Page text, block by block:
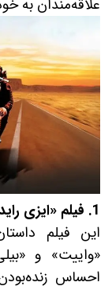
علاقه‌مندان به
1. فیلم «ایزی رایدر» (Easy Rider):
این فیلم
«واییت» و
احساس